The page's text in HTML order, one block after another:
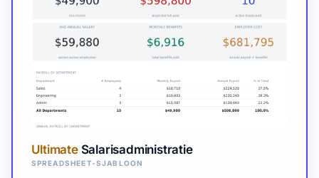
UltimateSalarisadministratie
SPREADSHEET-SJABLOON